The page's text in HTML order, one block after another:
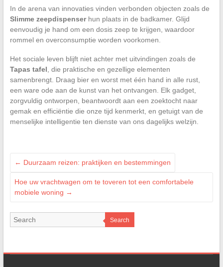
In de arena van innovaties vinden verbonden objecten zoals de
Slimme zeepdispenserhun plaats in de badkamer. Glijd
eenvoudig je hand om een dosis zeep te krijgen, waardoor
rommel en overconsumptie worden voorkomen.
Het sociale leven blijft niet achter met uitvindingen zoals de
Tapas tafel , die praktische en gezellige elementen
samenbrengt. Draag bier en worst met één hand in alle rust,
een ware ode aan de kunst van het ontvangen. Elk gadget,
zorgvuldig ontworpen, beantwoordt aan een zoektocht naar
gemak en efficiëntie die onze tijd kenmerkt, en getuigt van de
menselijke intelligentie ten dienste van ons dagelijks welzijn.
← Duurzaam reizen: praktijken en bestemmingen
Hoe uw vrachtwagen om te toveren tot een comfortabele
mobiele woning →
Search